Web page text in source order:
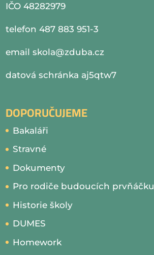
IČO 48282979
telefon 487 883 951-3
emailskola@zduba.cz
datová schránka aj5qtw7
DOPORUČUJEME
Bakaláři
Stravné
Dokumenty
Pro rodiče budoucích prvňáčku
Historie školy
DUMES
Homework